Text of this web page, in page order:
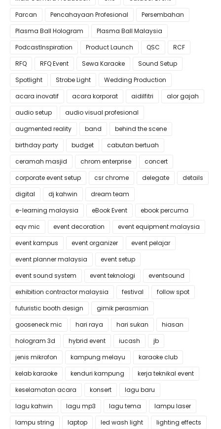
Parcan
Pencahayaan Profesional
Persembahan
Plasma Ball Hologram
Plasma Ball Malaysia
PodcastInspiration
Product Launch QSC
RCF
RFQ
RFQ Event Sewa Karaoke
Sound Setup
Spotlight
Strobe Light
Wedding Production
acara inovatif
acara korporat aidilfitri
alor gajah
audio setup
audio visual profesional
augmented reality
band
behind the scene
birthday party
budget
cabutan bertuah
ceramah masjid
chrom enterprise
concert
corporate event setup
csr chrome delegate
details
digital
dj kahwin
dream team
e-learning malaysia
eBook Event
ebook percuma
eqv mic
event decoration
event equipment malaysia
event kampus
event organizer
event pelajar
event planner malaysia
event setup
event sound system
event teknologi
eventsound
exhibition contractor malaysia
festival
follow spot
futuristic booth design
gimik perasmian
gooseneck mic
hari raya hari sukan
hiasan
hologram 3d
hybrid event iucash
jb
jenis mikrofon
kampung melayu
karaoke club
kelab karaoke
kenduri kampung
kerja teknikal event
keselamatan acara
konsert
lagu baru
lagu kahwin
lagu mp3 lagu tema
lampu laser
lampu string
laptop led wash light
lighting effects